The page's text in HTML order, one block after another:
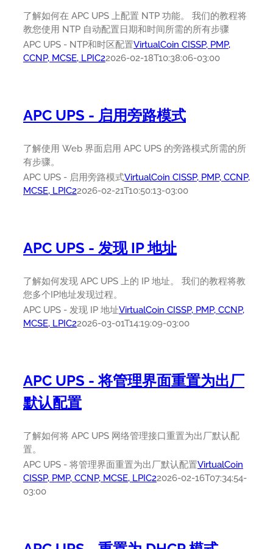
了解如何在 APC UPS 上配置 NTP 功能。 我们的教程将
教您使用 NTP 自动配置日期和时间所需的所有步骤
APC UPS - NTP和时区配置VirtualCoin CISSP, PMP,
CCNP, MCSE, LPIC22026-02-18T10:38:06-03:00
APC UPS - 启用旁路模式
了解使用 Web 界面启用 APC UPS 的旁路模式所需的所
有步骤。
APC UPS - 启用旁路模式VirtualCoin CISSP, PMP, CCNP,
MCSE, LPIC22026-02-21T10:50:13-03:00
APC UPS - 发现 IP 地址
了解如何发现 APC UPS 上的 IP 地址。 我们的教程将教
您多个IP地址发现过程。
APC UPS - 发现 IP 地址VirtualCoin CISSP, PMP, CCNP,
MCSE, LPIC22026-03-01T14:19:09-03:00
APC UPS - 将管理界面重置为出厂
默认配置
了解如何将 APC UPS 网络管理接口重置为出厂默认配
置。
APC UPS - 将管理界面重置为出厂默认配置VirtualCoin
CISSP, PMP, CCNP, MCSE, LPIC22026-02-16T07:34:54-
03:00